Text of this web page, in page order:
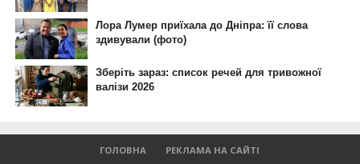
ГОЛОВНА РЕКЛАМА НА САЙТІ